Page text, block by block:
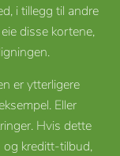
i tillegg til andre
disse kortene,
er ytterligere
Eller
Hvis dette
og kreditt-tilbud,